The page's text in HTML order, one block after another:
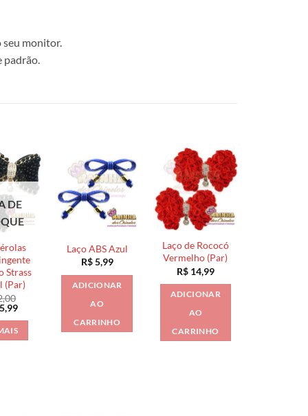
seu monitor.
padrão.
DE
Strass
(Par)
O
atual
é:
Laço ABS Azul
R$5,99
ADICIONAR
AO
CARRINHO
Laço de Rococó
Vermelho (Par)
R$14,99
ADICIONAR
AO
CARRINHO